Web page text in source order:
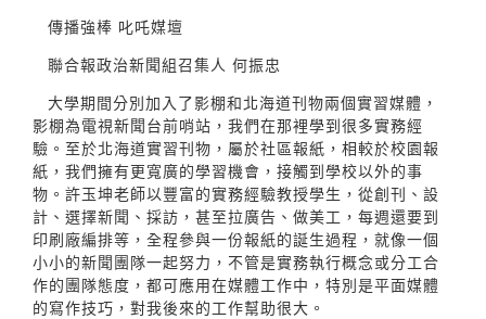
傳播強棒 叱吒媒壇
聯合報政治新聞組召集人 何振忠
大學期間分別加入了影棚和北海道刊物兩個實習媒體，
影棚為電視新聞台前哨站，我們在那裡學到很多實務經
驗。至於北海道實習刊物，屬於社區報紙，相較於校園報
紙，我們擁有更寬廣的學習機會，接觸到學校以外的事
物。許玉坤老師以豐富的實務經驗教授學生，從創刊、設
計、選擇新聞、採訪，甚至拉廣告、做美工，每週還要到
印刷廠編排等，全程參與一份報紙的誕生過程，就像一個
小小的新聞團隊一起努力，不管是實務執行概念或分工合
作的團隊態度，都可應用在媒體工作中，特別是平面媒體
的寫作技巧，對我後來的工作幫助很大。